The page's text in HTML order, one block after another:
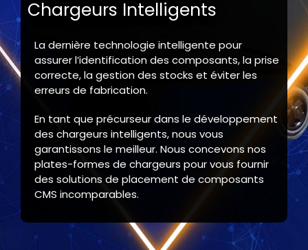
Chargeurs Intelligents
La dernière technologie intelligente pour
assurer l’identification des composants, la prise
correcte, la gestion des stocks et éviter les
erreurs de fabrication.
En tant que précurseur dans le développement
des chargeurs intelligents, nous vous
garantissons le meilleur. Nous concevons nos
plates-formes de chargeurs pour vous fournir
des solutions de placement de composants
CMS incomparables.